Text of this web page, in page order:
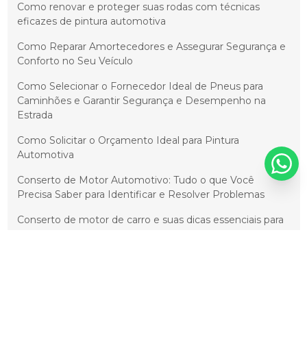
Como renovar e proteger suas rodas com técnicas
eficazes de pintura automotiva
Como Reparar Amortecedores e Assegurar Segurança e
Conforto no Seu Veículo
Como Selecionar o Fornecedor Ideal de Pneus para
Caminhões e Garantir Segurança e Desempenho na
Estrada
Como Solicitar o Orçamento Ideal para Pintura
Automotiva
Conserto de Motor Automotivo: Tudo o que Você
Precisa Saber para Identificar e Resolver Problemas
Conserto de motor de carro e suas dicas essenciais para